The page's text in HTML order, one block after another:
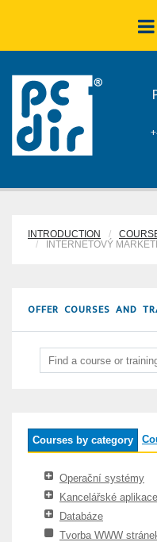
INTRODUCTION
INTERNETOVÝ
OFFER COURSES AND
Courses by category
Operační systémy
Kancelářské aplikace
Databáze
Tvorba WWW